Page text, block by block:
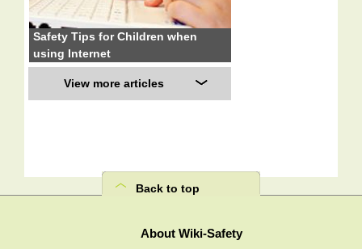
Safety Tips for Children when
using Internet
View more articles
Back to top
About Wiki-Safety